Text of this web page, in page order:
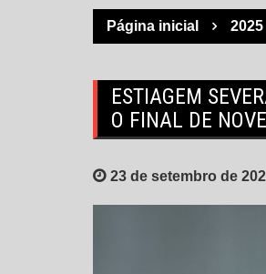
Página inicial 2025
ESTIAGEM
O FINAL DE
23 de setembro de